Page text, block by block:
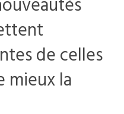
de celles
mieux la